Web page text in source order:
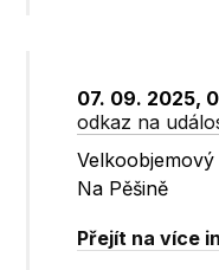
07. 09. 2025,
odkaz na
Na Pěšině
Přejít na více